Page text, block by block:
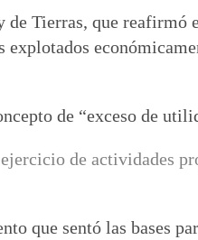
Tierras, que reafirmó
de “exceso de
de actividades
que sentó las bases